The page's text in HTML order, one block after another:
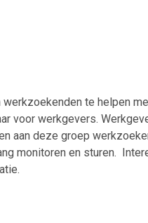
te helpen
voor werkgevers.
aan deze groep
monitoren en sturen.